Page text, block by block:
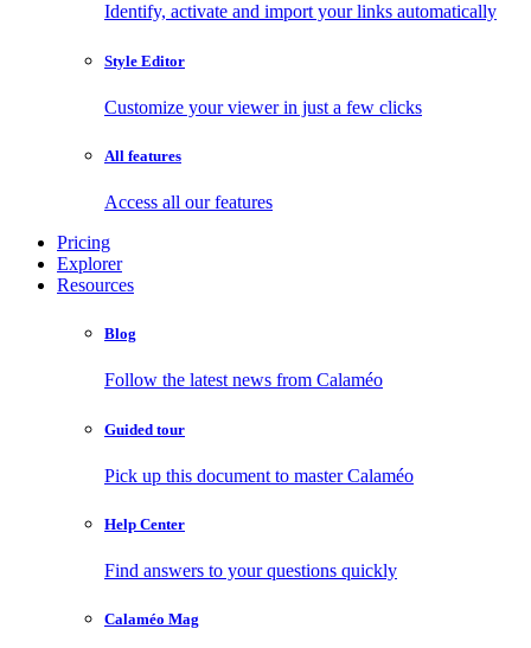
Identify, activate and import your links automatically
Style Editor
Customize your viewer in just a few clicks
All features
Access all our features
Pricing
Explorer
Resources
Blog
Follow the latest news from Calaméo
Guided tour
Pick up this document to master Calaméo
Help Center
Find answers to your questions quickly
Calaméo Mag